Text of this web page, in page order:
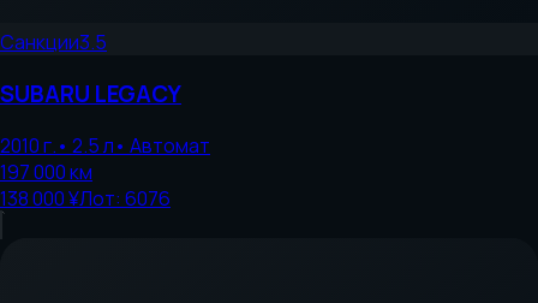
Санкции3.5
SUBARU LEGACY
2010г.• 2.5л• Автомат
197 000км
138 000 ¥Лот: 6076